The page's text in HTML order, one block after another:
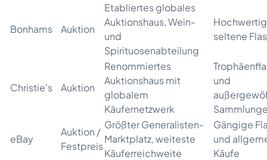
Bonhams Auktion
Etabliertes globales
Auktionshaus, Wein-
und
Spirituosenabteilung
seltene
Christie's Auktion
Renommiertes
Auktionshaus mit
globalem
Käufernetzwerk
und
eBay
Auktion /
Festpreis
Größter Generalisten-
Marktplatz, weiteste
Käuferreichweite
Gängige
und
Käufe